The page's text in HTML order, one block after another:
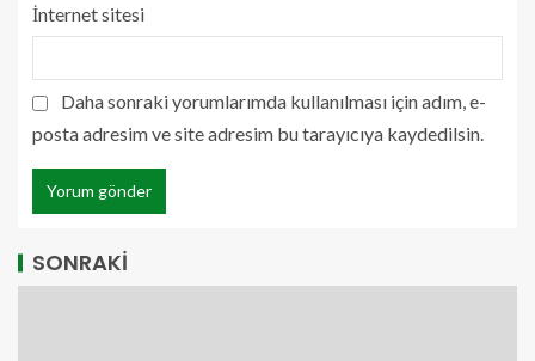
İnternet sitesi
Daha sonraki yorumlarımda kullanılması için adım, e-
posta adresim ve site adresim bu tarayıcıya kaydedilsin.
SONRAKİ